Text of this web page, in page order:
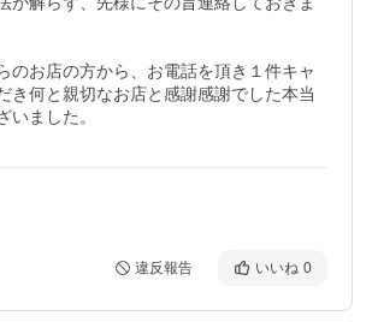
のお店の方から、お電話を頂き１件キャ
き何と親切なお店と感謝感謝でした本当
いました。
違反報告 いいね 0